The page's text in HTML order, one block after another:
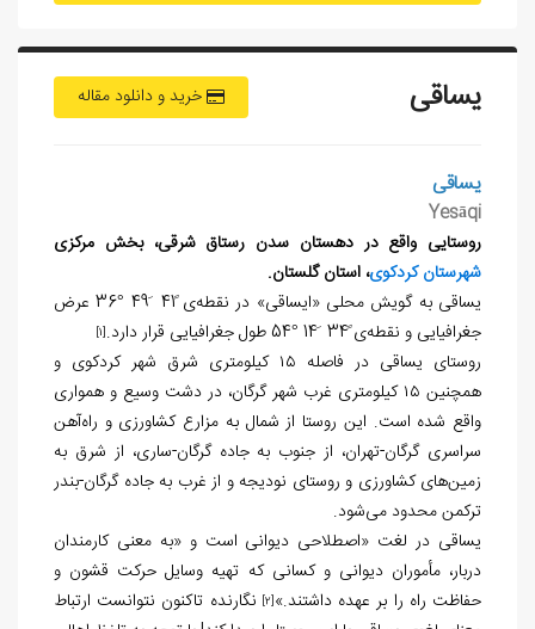
خرید و دانلود مقاله یساقی
یساقی
Yesāqi
روستایی واقع در دهستان سدن رستاق شرقی، بخش مرکزی
شهرستان کردکوی، استان گلستان.
یساقی به گویش محلی «ایساقی» در نقطه‌ی ً41 َ49 °36 عرض
جغرافیایی و نقطه‌ی ً34 َ14 °54 طول جغرافیایی قرار دارد.
[1]
روستای یساقی در فاصله ۱۵ کیلومتری شرق شهر کردکوی و
همچنین ۱۵ کیلومتری غرب شهر گرگان، در دشت وسیع و همواری
واقع شده است. این روستا از شمال به مزارع کشاورزی و راه‌آهن
سراسری گرگان-تهران، از جنوب به جاده گرگان-ساری، از شرق به
زمین‌های کشاورزی و روستای نودیجه و از غرب به جاده گرگان-بندر
ترکمن محدود می‌شود.
یساقی در لغت «اصطلاحی دیوانی است و «به معنی کارمندان
دربار، مأموران دیوانی و کسانی که تهیه وسایل حرکت قشون و
حفاظت راه را بر عهده داشتند.»[2]
نگارنده تاکنون نتوانست ارتباط